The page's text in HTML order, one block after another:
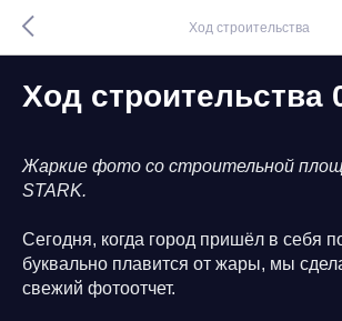
Ход строительства
Ход строительства
Жаркие фото со строительной
STARK.
Сегодня, когда город пришёл в себя
буквально плавится от жары, мы
свежий фотоотчет.